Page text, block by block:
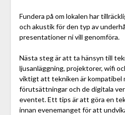
Fundera på om lokalen har
och akustik för den typ av
presentationer ni vill genomföra.
Nästa steg är att ta hänsyn till
ljusanläggning, projektorer, wifi
viktigt att tekniken är kompatibel
förutsättningar och de digitala
eventet. Ett tips är att göra en
innan evenemanget för att